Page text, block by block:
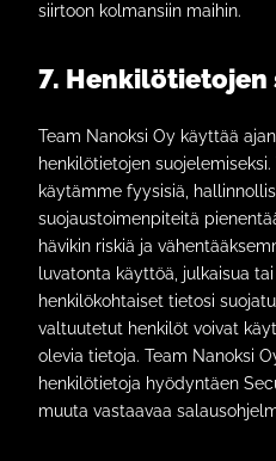
siirtoon kolmansiin maihin.
7. Henkilötietojen
Team Nanoksi Oy käyttää
henkilötietojen
käytämme fyysisiä,
suojaustoimenpiteitä
hävikin riskiä ja
luvatonta käyttöä, julkaisua
henkilökohtaiset tietosi
valtuutetut henkilöt voivat
olevia tietoja. Team Nanoksi
henkilötietoja hyödyntäen
muuta vastaavaa